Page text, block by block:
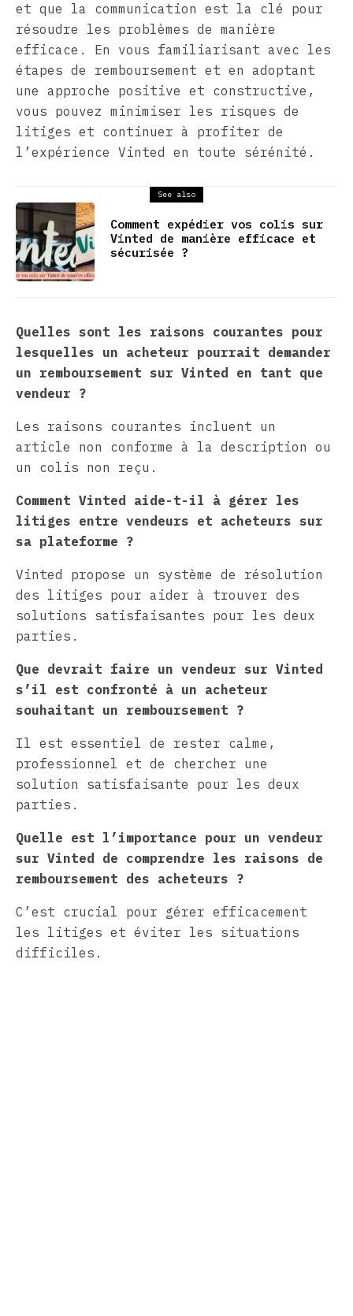
et que la communication est la clé pour
résoudre les problèmes de manière
efficace. En vous familiarisant avec les
étapes de remboursement et en adoptant
une approche positive et constructive,
vous pouvez minimiser les risques de
litiges et continuer à profiter de
l’expérience Vinted en toute sérénité.
See also
Comment expédier vos colis sur
Vinted de manière efficace et
sécurisée ?
Quelles sont les raisons courantes pour
lesquelles un acheteur pourrait demander
un remboursement sur Vinted en tant que
vendeur ?
Les raisons courantes incluent un
article non conforme à la description ou
un colis non reçu.
Comment Vinted aide-t-il à gérer les
litiges entre vendeurs et acheteurs sur
sa plateforme ?
Vinted propose un système de résolution
des litiges pour aider à trouver des
solutions satisfaisantes pour les deux
parties.
Que devrait faire un vendeur sur Vinted
s’il est confronté à un acheteur
souhaitant un remboursement ?
Il est essentiel de rester calme,
professionnel et de chercher une
solution satisfaisante pour les deux
parties.
Quelle est l’importance pour un vendeur
sur Vinted de comprendre les raisons de
remboursement des acheteurs ?
C’est crucial pour gérer efficacement
les litiges et éviter les situations
difficiles.